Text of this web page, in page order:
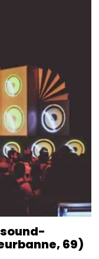
sound-
69)